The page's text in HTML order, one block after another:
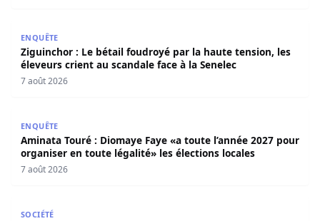
ENQUÊTE
Ziguinchor : Le bétail foudroyé par la haute tension, les
éleveurs crient au scandale face à la Senelec
7 août 2026
ENQUÊTE
Aminata Touré : Diomaye Faye «a toute l’année 2027 pour
organiser en toute légalité» les élections locales
7 août 2026
SOCIÉTÉ